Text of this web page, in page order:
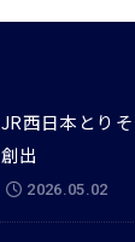
JR西日本とり
創出
2026.05.02